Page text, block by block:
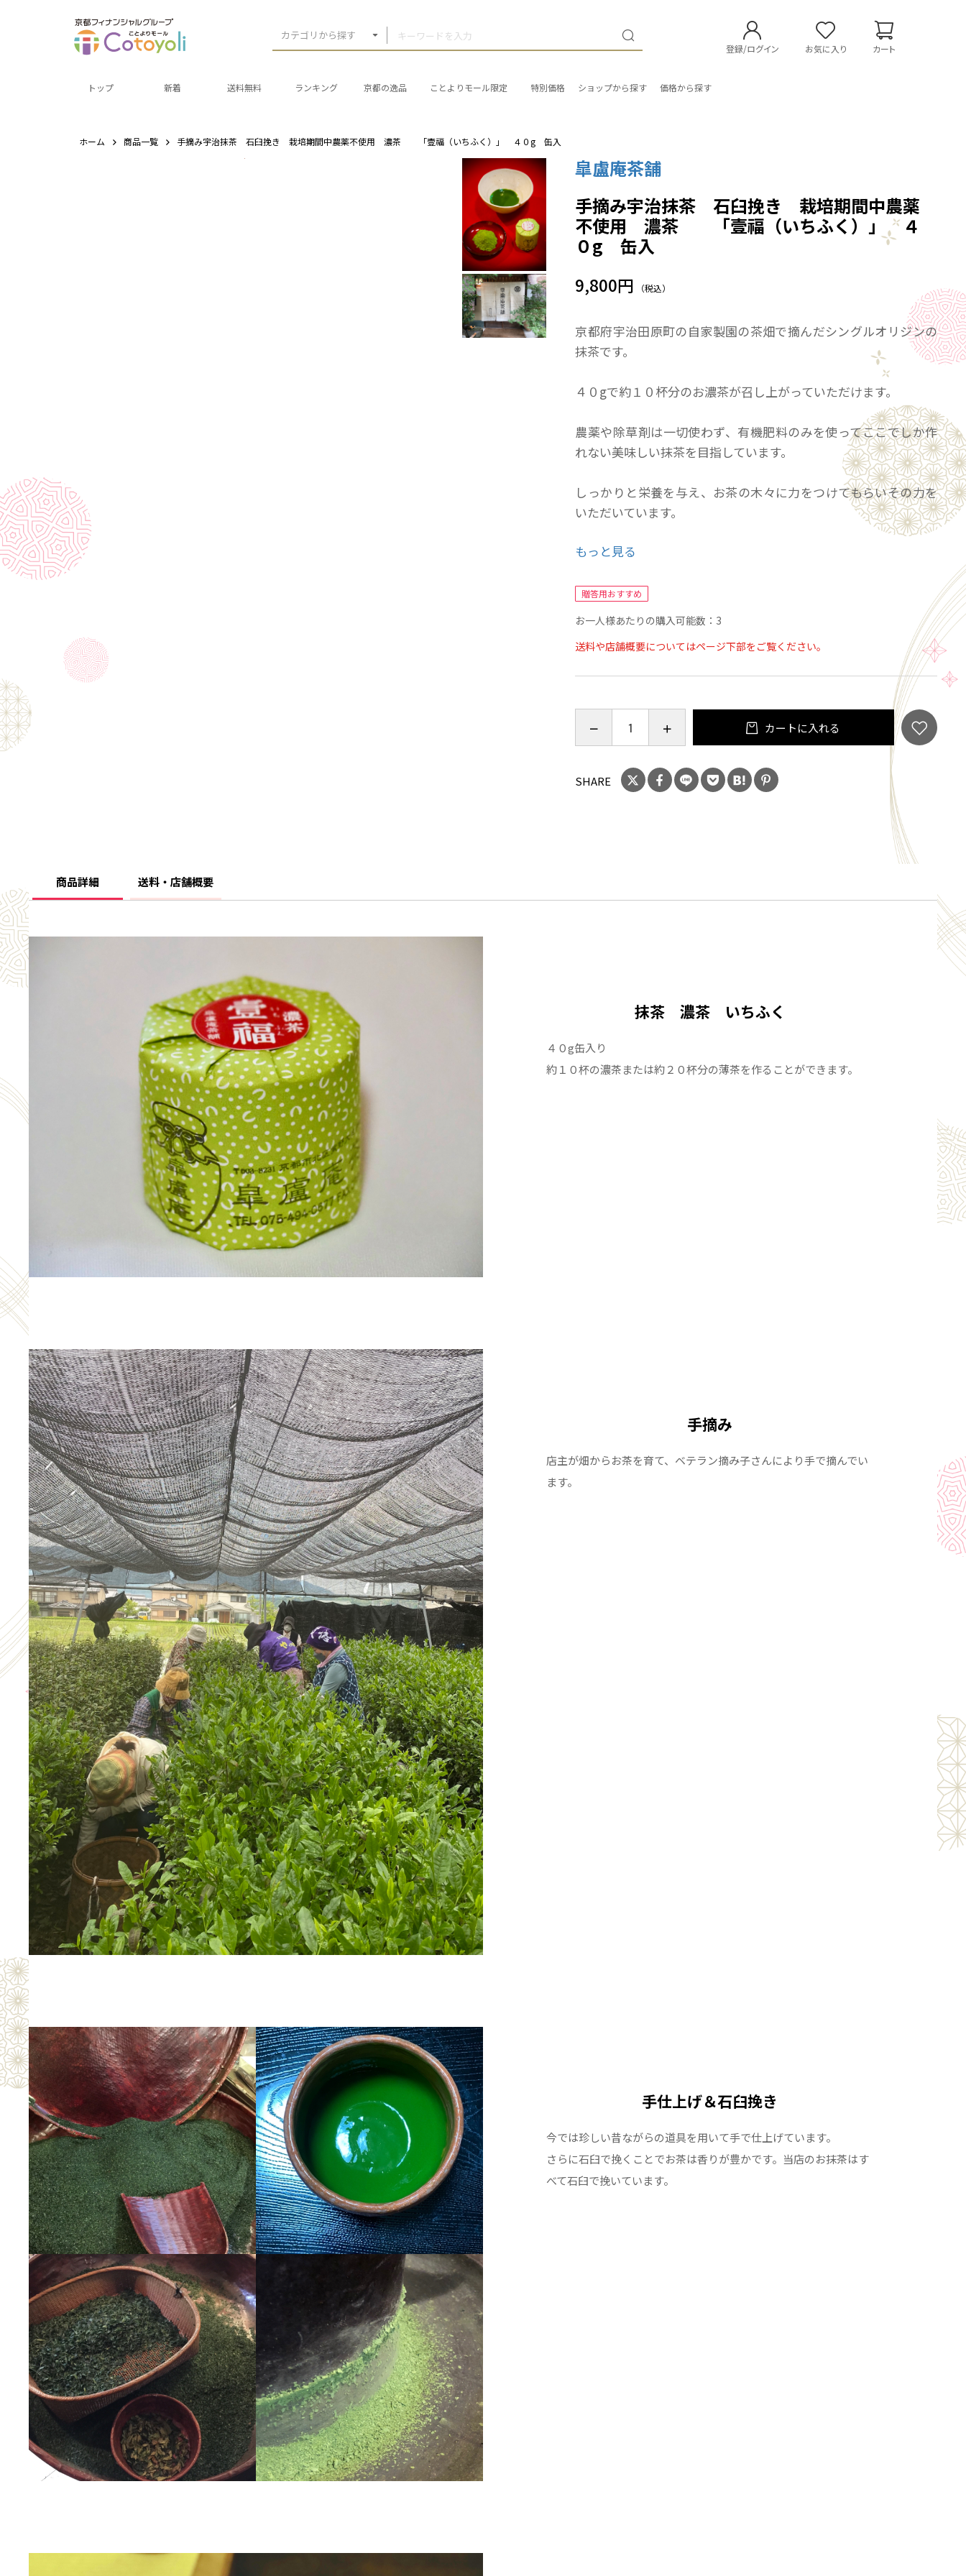
カテゴリから探す
登録/ログイン お気に入り カート
トップ 新着 送料無料 ランキング 京都の逸品 ことよりモール限定 特別価格 ショップから探す 価格から探す
ホーム 商品一覧 手摘み宇治抹茶 石臼挽き 栽培期間中農薬不使用 濃茶 「壹福（いちふく）」 ４０g 缶入
皐盧庵茶舗
手摘み宇治抹茶 石臼挽き 栽培期間中農薬
不使用 濃茶 「壹福（いちふく）」 ４
０g 缶入
9,800円 （税込）
京都府宇治田原町の自家製園の茶畑で摘んだシングルオリジンの
抹茶です。
４０gで約１０杯分のお濃茶が召し上がっていただけます。
農薬や除草剤は一切使わず、有機肥料のみを使ってここでしか作
れない美味しい抹茶を目指しています。
しっかりと栄養を与え、お茶の木々に力をつけてもらいその力を
いただいています。
お茶の葉の一番良いところだけを使うため丁寧に仕上げをしてじ
爽やかなとうま味と少し苦み。そしてスッキリした後味が特徴で
有機肥料しか使っていないのでくどいうま味はありません。
さらにこのお茶はお茶の葉を摘み子さんが丁寧に一枚ずつ手で摘
みました。
ぜひ一度召し上がってみてください。
お茶の一杯は一服と申します。このお茶を1杯召し上がられて少し
もっと見る
贈答用おすすめ
お一人様あたりの購入可能数：3
送料や店舗概要についてはページ下部をご覧ください。
カートに入れる
SHARE
商品詳細 送料・店舗概要
抹茶 濃茶 いちふく
４０g缶入り
約１０杯の濃茶または約２０杯分の薄茶を作ることができます。
手摘み
店主が畑からお茶を育て、ベテラン摘み子さんにより手で摘んでい
ます。
手仕上げ＆石臼挽き
今では珍しい昔ながらの道具を用いて手で仕上げています。
さらに石臼で挽くことでお茶は香りが豊かです。当店のお抹茶はす
べて石臼で挽いています。